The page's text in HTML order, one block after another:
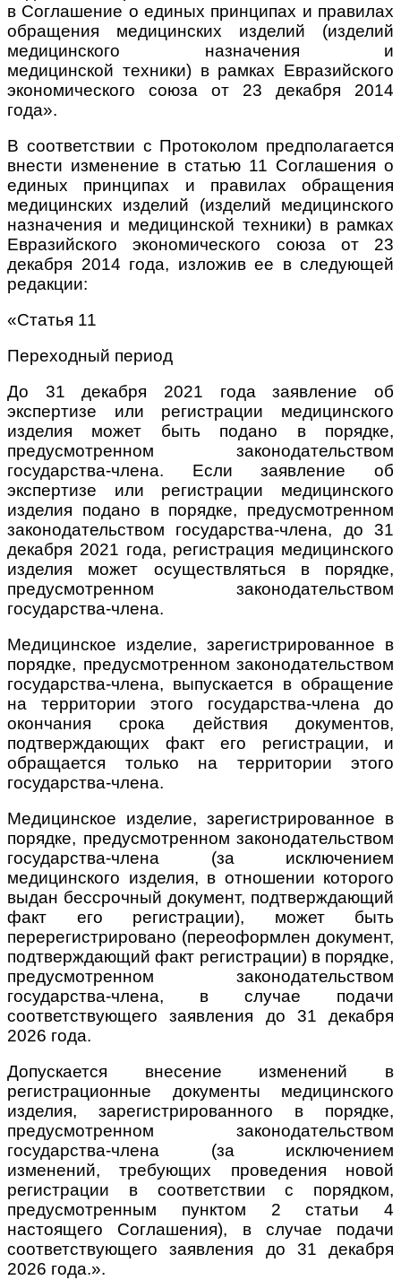
в Соглашение о единых принципах и правилах
обращения медицинских изделий (изделий
медицинского назначения и
медицинской техники) в рамках Евразийского
экономического союза от 23 декабря 2014
года».
В соответствии с Протоколом предполагается
внести изменение в статью 11 Соглашения о
единых принципах и правилах обращения
медицинских изделий (изделий медицинского
назначения и медицинской техники) в рамках
Евразийского экономического союза от 23
декабря 2014 года, изложив ее в следующей
редакции:
«Статья 11
Переходный период
До 31 декабря 2021 года заявление об
экспертизе или регистрации медицинского
изделия может быть подано в порядке,
предусмотренном законодательством
государства-члена. Если заявление об
экспертизе или регистрации медицинского
изделия подано в порядке, предусмотренном
законодательством государства-члена, до 31
декабря 2021 года, регистрация медицинского
изделия может осуществляться в порядке,
предусмотренном законодательством
государства-члена.
Медицинское изделие, зарегистрированное в
порядке, предусмотренном законодательством
государства-члена, выпускается в обращение
на территории этого государства-члена до
окончания срока действия документов,
подтверждающих факт его регистрации, и
обращается только на территории этого
государства-члена.
Медицинское изделие, зарегистрированное в
порядке, предусмотренном законодательством
государства-члена (за исключением
медицинского изделия, в отношении которого
выдан бессрочный документ, подтверждающий
факт его регистрации), может быть
перерегистрировано (переоформлен документ,
подтверждающий факт регистрации) в порядке,
предусмотренном законодательством
государства-члена, в случае подачи
соответствующего заявления до 31 декабря
2026 года.
Допускается внесение изменений в
регистрационные документы медицинского
изделия, зарегистрированного в порядке,
предусмотренном законодательством
государства-члена (за исключением
изменений, требующих проведения новой
регистрации в соответствии с порядком,
предусмотренным пунктом 2 статьи 4
настоящего Соглашения), в случае подачи
соответствующего заявления до 31 декабря
2026 года.».